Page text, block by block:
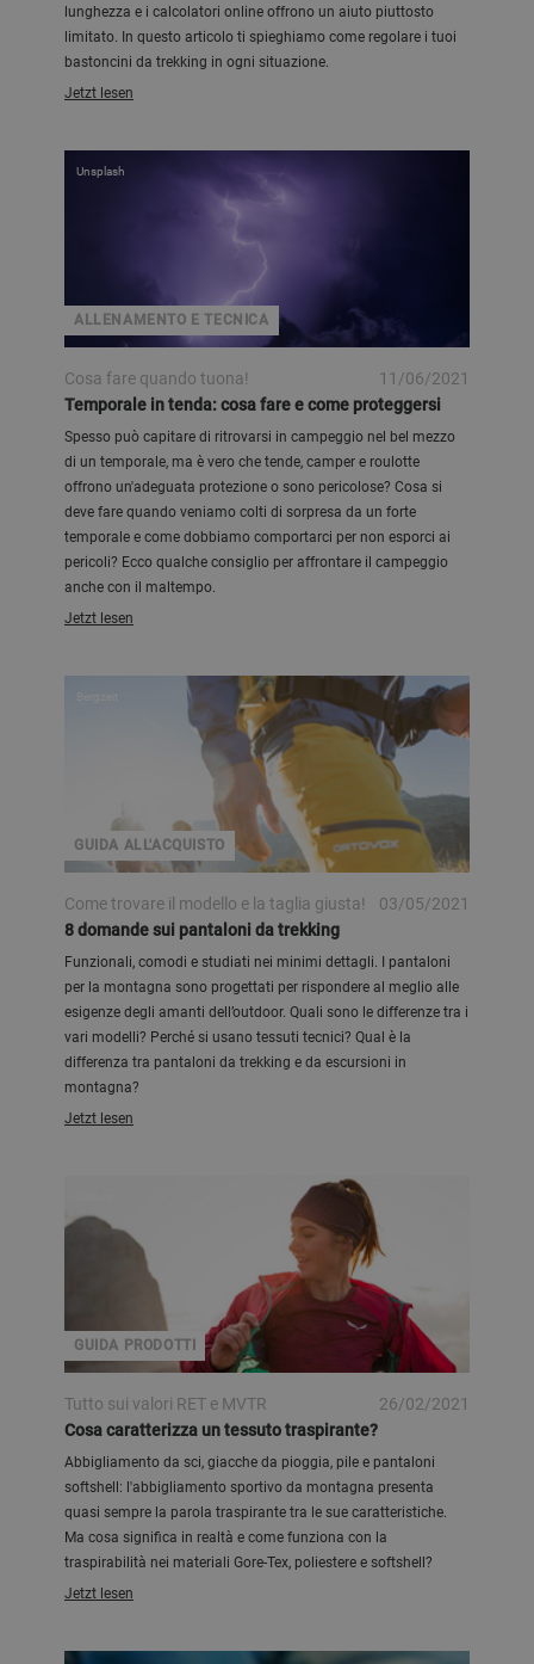
lunghezza e i calcolatori online offrono un aiuto piuttosto
limitato. In questo articolo ti spieghiamo come regolare i tuoi
bastoncini da trekking in ogni situazione.
Jetzt lesen
ALLENAMENTO E TECNICA
Unsplash
Cosa fare quando tuona!
11/06/2021
Temporale in tenda: cosa fare e come proteggersi
Spesso può capitare di ritrovarsi in campeggio nel bel mezzo
di un temporale, ma è vero che tende, camper e roulotte
offrono un'adeguata protezione o sono pericolose? Cosa si
deve fare quando veniamo colti di sorpresa da un forte
temporale e come dobbiamo comportarci per non esporci ai
pericoli? Ecco qualche consiglio per affrontare il campeggio
anche con il maltempo.
Jetzt lesen
GUIDA ALL'ACQUISTO
Come trovare il modello e la taglia giusta!
03/05/2021
8 domande sui pantaloni da trekking
Funzionali, comodi e studiati nei minimi dettagli. I pantaloni
per la montagna sono progettati per rispondere al meglio alle
esigenze degli amanti dell’outdoor. Quali sono le differenze tra i
vari modelli? Perché si usano tessuti tecnici? Qual è la
differenza tra pantaloni da trekking e da escursioni in
montagna?
Jetzt lesen
GUIDA PRODOTTI
Tutto sui valori RET e MVTR
26/02/2021
Cosa caratterizza un tessuto traspirante?
Abbigliamento da sci, giacche da pioggia, pile e pantaloni
softshell: l'abbigliamento sportivo da montagna presenta
quasi sempre la parola traspirante tra le sue caratteristiche.
Ma cosa significa in realtà e come funziona con la
traspirabilità nei materiali Gore-Tex, poliestere e softshell?
Jetzt lesen